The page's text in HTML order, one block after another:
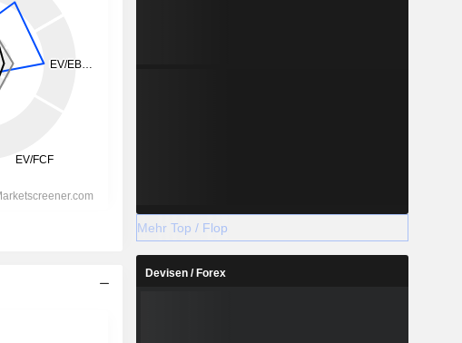
Mehr Top / Flop
Devisen / Forex